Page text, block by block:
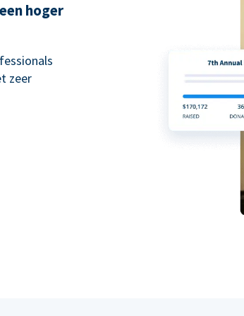
hoger
zeer